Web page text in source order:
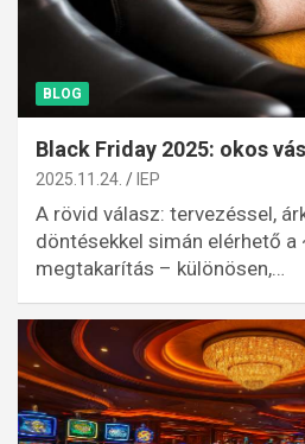
BLOG
Black Friday 2025: okos
2025.11.24. IEP
A rövid válasz: tervezéssel,
döntésekkel simán elérhető a
megtakarítás – különösen,…